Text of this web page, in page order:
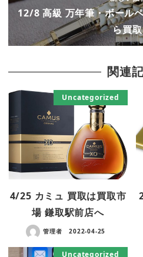
12/8 高級 万年筆・ボール
ら買
関連
Uncategorized
4/25 カミュ 買取は買取市
場 鎌取駅前店へ
管理者 2022-04-25
Uncategorized